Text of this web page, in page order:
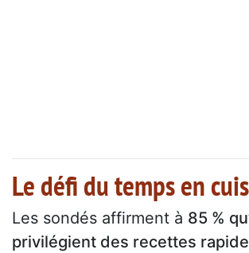
Le défi du temps en
Les sondés affirment à 85 %
privilégient des recettes